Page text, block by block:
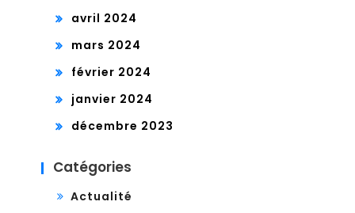
avril 2024
mars 2024
février 2024
janvier 2024
décembre 2023
Catégories
Actualité